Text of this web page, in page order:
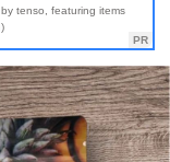
tenso, featuring items